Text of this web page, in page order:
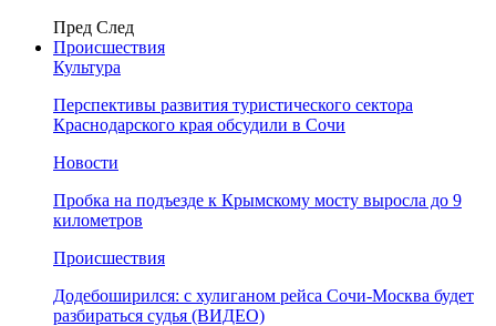
Пред След
Происшествия
Культура
Перспективы развития туристического сектора
Краснодарского края обсудили в Сочи
Новости
Пробка на подъезде к Крымскому мосту выросла до 9
километров
Происшествия
Додебоширился: с хулиганом рейса Сочи-Москва будет
разбираться судья (ВИДЕО)